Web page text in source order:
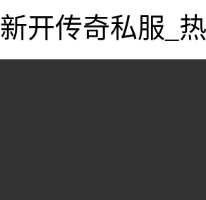
新开传奇私服_